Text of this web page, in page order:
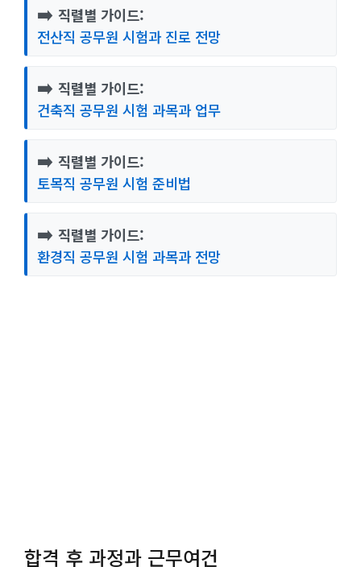
➡️ 직렬별 가이드:
전산직 공무원 시험과 진로 전망
➡️ 직렬별 가이드:
건축직 공무원 시험 과목과 업무
➡️ 직렬별 가이드:
토목직 공무원 시험 준비법
➡️ 직렬별 가이드:
환경직 공무원 시험 과목과 전망
합격 후 과정과 근무여건